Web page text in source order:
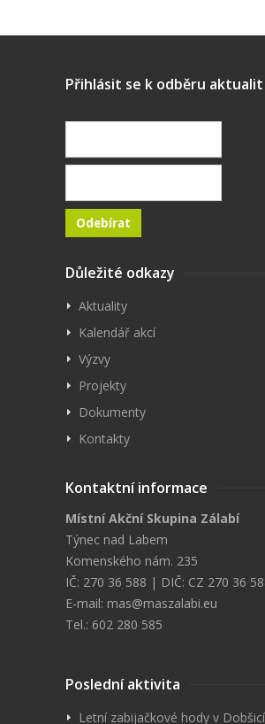
Přihlásit se k odběru aktualit
Důležité odkazy
Aktuality
Kalendář akcí
Výzvy
Projekty
Dokumenty
Kontakty
Kontaktní informace
Místní Akční Skupina Zálabí
Týnec nad Labem
Komenského nám. 235
IČ: 270 36 588 | DIČ: CZ 270 36
E-mail: mas@maszalabi.eu
Tel.: 602 280 585
Poslední aktivita
Letní zabijačkové hody v